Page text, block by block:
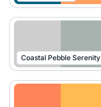
Coastal Pebble Serenity